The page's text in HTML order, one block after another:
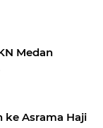
Medan
ke Asrama Haji